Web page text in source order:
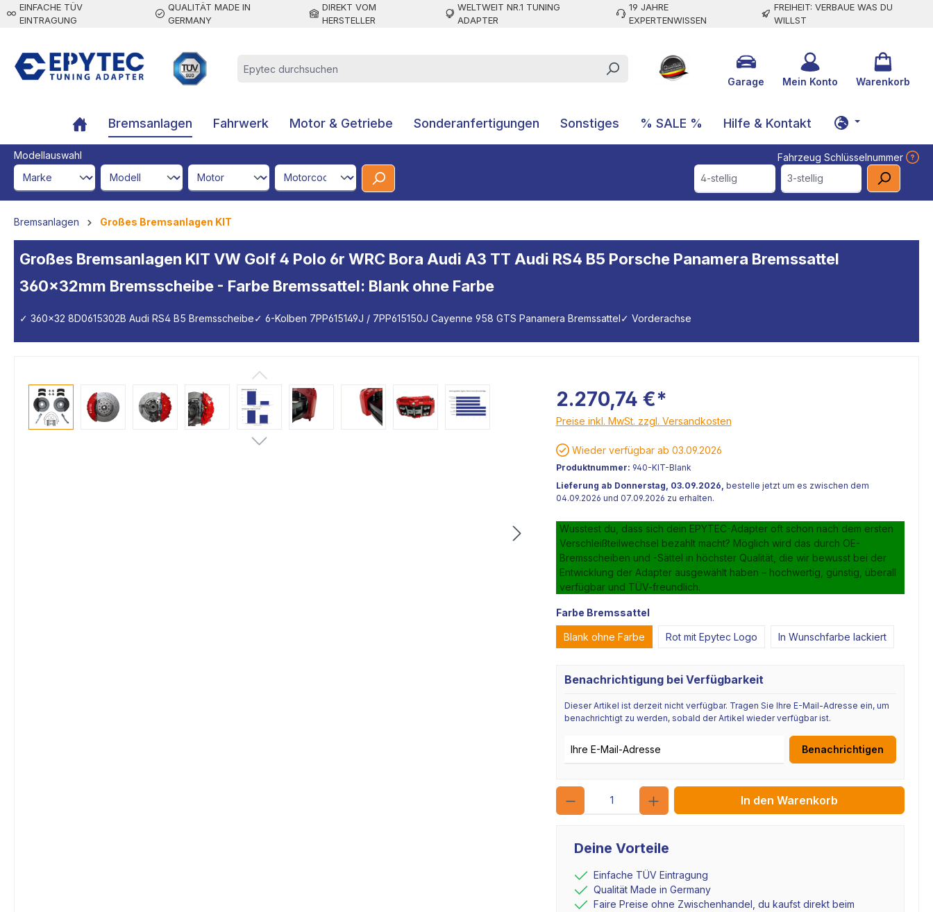
springen
EINFACHE TÜV
EINTRAGUNG
QUALITÄT MADE IN
GERMANY
DIREKT VOM
HERSTELLER
WELTWEIT NR.1 TUNING
ADAPTER
19 JAHRE
EXPERTENWISSEN
FREIHEIT: VERBAUE WAS DU
WILLST
Garage Mein Konto Warenkorb
Bremsanlagen Fahrwerk Motor & Getriebe Sonderanfertigungen Sonstiges % SALE % Hilfe & Kontakt
Modellauswahl
Fahrzeug Schlüsselnummer
brandId
modelId engineId engineCodeId 4-stellig 3-stellig
Bremsanlagen Großes Bremsanlagen KIT
Großes Bremsanlagen KIT VW Golf 4 Polo 6r WRC Bora Audi A3 TT Audi RS4 B5 Porsche Panamera Bremssattel
360x32mm Bremsscheibe - Farbe Bremssattel: Blank ohne Farbe
✓ 360x32 8D0615302B Audi RS4 B5 Bremsscheibe✓ 6-Kolben 7PP615149J / 7PP615150J Cayenne 958 GTS Panamera Bremssattel✓ Vorderachse
2.270,74 €*
Preise inkl. MwSt. zzgl. Versandkosten
Wieder verfügbar ab 03.09.2026
Produktnummer: 940-KIT-Blank
Lieferung ab Donnerstag, 03.09.2026, bestelle jetzt um es zwischen dem
04.09.2026 und 07.09.2026 zu erhalten.
Wusstest du, dass sich dein EPYTEC-Adapter oft schon nach dem ersten
Verschleißteilwechsel bezahlt macht? Möglich wird das durch OE-
Bremsscheiben und -Sättel in höchster Qualität, die wir bewusst bei der
Entwicklung der Adapter ausgewählt haben – hochwertig, günstig, überall
verfügbar und TÜV-freundlich.
Farbe Bremssattel
Blank ohne Farbe Rot mit Epytec Logo In Wunschfarbe lackiert
Benachrichtigung bei Verfügbarkeit
Dieser Artikel ist derzeit nicht verfügbar. Tragen Sie Ihre E-Mail-Adresse ein, um
benachrichtigt zu werden, sobald der Artikel wieder verfügbar ist.
Benachrichtigen
Anzahl
In den Warenkorb
Deine Vorteile
Einfache TÜV Eintragung
Qualität Made in Germany
Faire Preise ohne Zwischenhandel, du kaufst direkt beim